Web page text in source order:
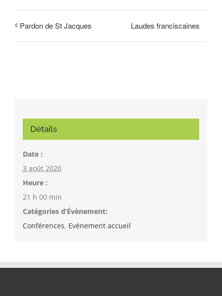
Pardon de St Jacques Laudes franciscaines
Détails
Date :
3 août 2020
Heure :
21 h 00 min
Catégories d’Évènement:
Conférences, Evénement accueil